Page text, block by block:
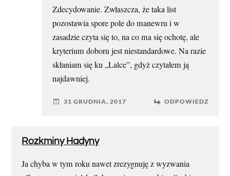
Zdecydowanie. Zwłaszcza, że taka list
pozostawia spore pole do manewru i w
zasadzie czyta się to, na co ma się ochotę, ale
kryterium doboru jest niestandardowe. Na razie
skłaniam się ku „Lalce”, gdyż czytałem ją
najdawniej.
31 GRUDNIA, 2017 ODPOWIEDZ
Rozkminy Hadyny
Ja chyba w tym roku nawet zrezygnuję z wyzwania